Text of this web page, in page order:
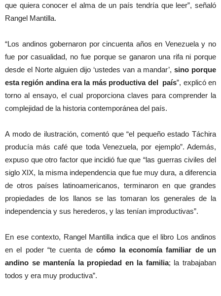
que quiera conocer el alma de un país tendría que leer”, señaló
Rangel Mantilla.
“Los andinos gobernaron por cincuenta años en Venezuela y no
fue por casualidad, no fue porque se ganaron una rifa ni porque
desde el Norte alguien dijo ‘ustedes van a mandar’,sino porque
esta región andina era la más productiva del país”, explicó en
torno al ensayo, el cual proporciona claves para comprender la
complejidad de la historia contemporánea del país.
A modo de ilustración, comentó que “el pequeño estado Táchira
producía más café que toda Venezuela, por ejemplo”. Además,
expuso que otro factor que incidió fue que “las guerras civiles del
siglo XIX, la misma independencia que fue muy dura, a diferencia
de otros países latinoamericanos, terminaron en que grandes
propiedades de los llanos se las tomaran los generales de la
independencia y sus herederos, y las tenían improductivas”.
En ese contexto, Rangel Mantilla indica que el libro Los andinos
en el poder “te cuenta decómo la economía familiar de un
andino se mantenía la propiedad en la familia; la trabajaban
todos y era muy productiva”.